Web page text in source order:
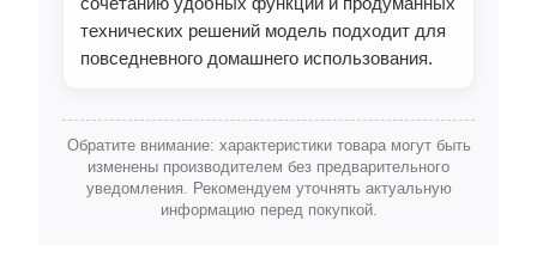
технических решений модель подходит для
повседневного домашнего использования.
Обратите внимание: характеристики товара могут быть
изменены производителем без предварительного
уведомления. Рекомендуем уточнять актуальную
информацию перед покупкой.